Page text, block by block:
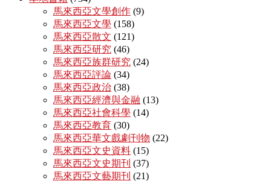
馬來西亞文學創作 (9)
馬來西亞文學 (158)
馬來西亞散文 (121)
馬來西亞研究 (46)
馬來西亞族群研究 (24)
馬來西亞評論 (34)
馬來西亞政治 (38)
馬來西亞經濟與金融 (13)
馬來西亞社會科學 (14)
馬來西亞教育 (30)
馬來西亞華文戲劇刊物 (22)
馬來西亞文史資料 (15)
馬來西亞文史期刊 (37)
馬來西亞文藝期刊 (21)